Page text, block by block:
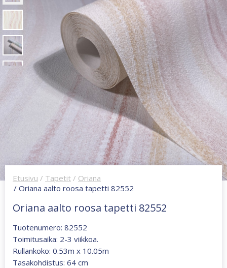
Etusivu / Tapetit / Oriana
/ Oriana aalto roosa tapetti 82552
Oriana aalto roosa tapetti 82552
Tuotenumero: 82552
Toimitusaika: 2-3 viikkoa.
Rullankoko: 0.53m x 10.05m
Tasakohdistus: 64 cm